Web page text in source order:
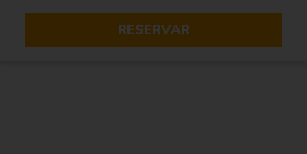
RESERVAR